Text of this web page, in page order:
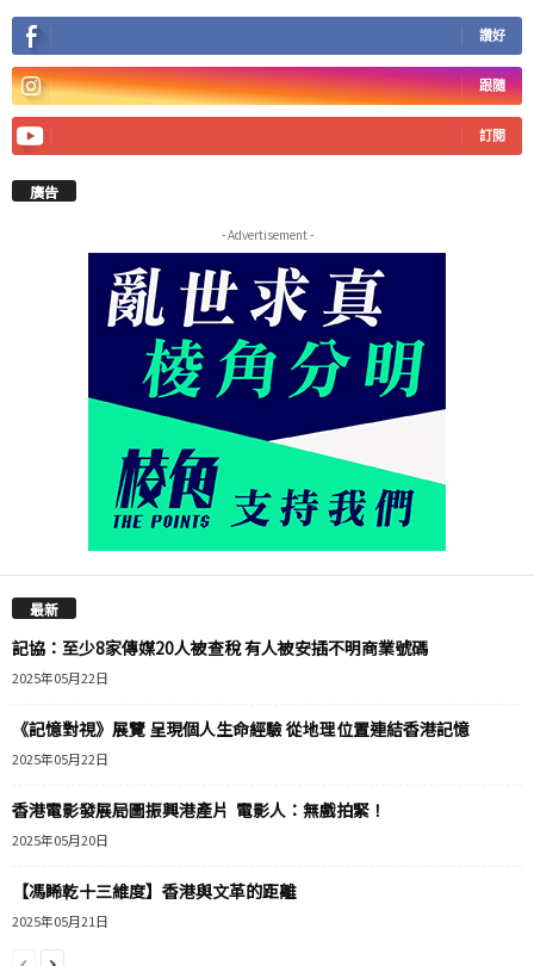
讚好
跟隨
訂閱
廣告
- Advertisement -
最新
記協：至少8家傳媒20人被查稅 有人被安插不明商業號碼
2025年05月22日
《記憶對視》展覽 呈現個人生命經驗 從地理位置連結香港記憶
2025年05月22日
香港電影發展局圖振興港產片 電影人：無戲拍緊！
2025年05月20日
【馮睎乾十三維度】香港與文革的距離
2025年05月21日